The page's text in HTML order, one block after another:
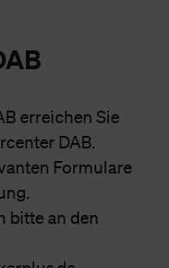
erreichen Sie
DAB.
Formulare
bitte an den